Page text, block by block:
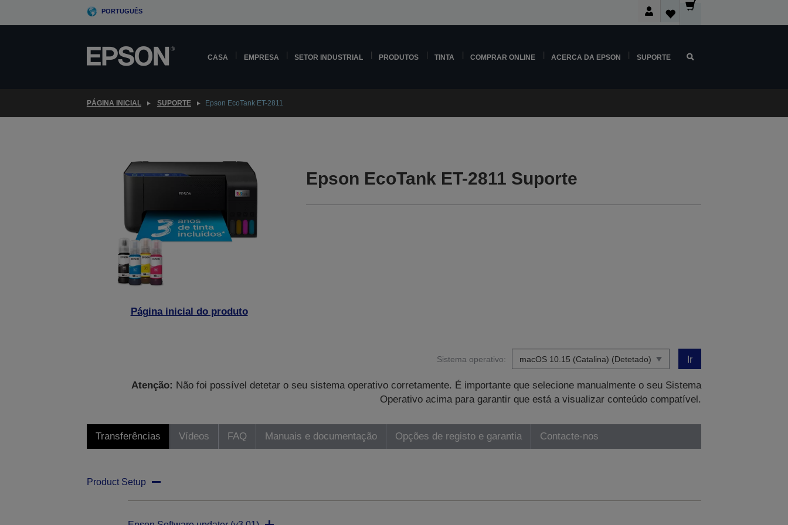
PORTUGUÊS
CASA EMPRESA SETOR INDUSTRIAL PRODUTOS TINTA COMPRAR ONLINE ACERCA DA EPSON SUPORTE
PÁGINA INICIAL SUPORTE Epson EcoTank ET-2811
Página inicial do produto
Epson EcoTank ET-2811 Suporte
Sistema operativo: Ir
Atenção: Não foi possível detetar o seu sistema operativo corretamente. É importante que selecione manualmente o seu Sistema
Operativo acima para garantir que está a visualizar conteúdo compatível.
Transferências Vídeos FAQ Manuais e documentação Opções de registo e garantia Contacte-nos
Product Setup